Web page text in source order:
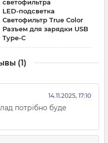
светофильтра
LED-подсветка
Светофильтр True Color
Разъем для зарядки USB
Type-C
(1)
14.11.2025, 17:10
потрібно буде